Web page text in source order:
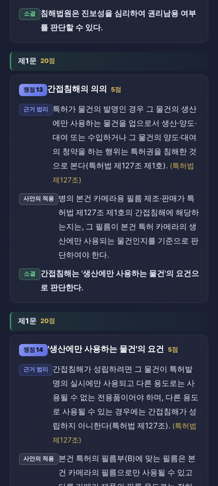
소결
침해법원은 진보성을 심리하여 권리남용 여부
를 판단할 수 있다.
제1문 20점
쟁점 13 간접침해의 의의 5점
근거 법리
특허가 물건의 발명인 경우 그 물건의 생산
에만 사용하는 물건을 업으로서 생산·양도·
대여 또는 수입하거나 그 물건의 양도·대여
의 청약을 하는 행위는 특허권을 침해한 것
으로 본다(특허법 제127조 제1호). (특허법
제127조)
사안의 적용
병의 본건 카메라용 필름 제조·판매가 특
허법 제127조 제1호의 간접침해에 해당하
는지는, 그 필름이 본건 특허 카메라의 생
산에만 사용되는 물건인지를 기준으로 판
단하여야 한다.
소결
간접침해는 '생산에만 사용하는 물건'의 요건으
로 판단한다.
제1문 20점
쟁점 14 '생산에만 사용하는 물건'의 요건 5점
근거 법리
간접침해가 성립하려면 그 물건이 특허발
명의 실시에만 사용되고 다른 용도로는 사
용될 수 없는 전용품이어야 하며, 다른 용도
로 사용될 수 있는 경우에는 간접침해가 성
립하지 아니한다(특허법 제127조). (특허법
제127조)
사안의 적용
본건 특허의 필름부(B)에 맞는 필름은 본
건 카메라의 필름으로만 사용될 수 있고